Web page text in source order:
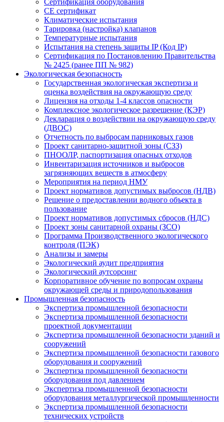
Сертификация оборудования
CE cертификат
Климатические испытания
Тарировка (настройка) клапанов
Температурные испытания
Испытания на степень защиты IP (Код IP)
Сертификация по Постановлению Правительства
№ 2425 (ранее ПП № 982)
Экологическая безопасность
Государственная экологическая экспертиза и
оценка воздействия на окружающую среду
Лицензия на отходы 1-4 классов опасности
Комплексное экологическое разрешение (КЭР)
Декларация о воздействии на окружающую среду
(ДВОС)
Отчетность по выбросам парниковых газов
Проект санитарно-защитной зоны (СЗЗ)
ПНООЛР, паспортизация опасных отходов
Инвентаризация источников и выбросов
загрязняющих веществ в атмосферу
Мероприятия на период НМУ
Проект нормативов допустимых выбросов (НДВ)
Решение о предоставлении водного объекта в
пользование
Проект нормативов допустимых сбросов (НДС)
Проект зоны санитарной охраны (ЗСО)
Программа Производственного экологического
контроля (ПЭК)
Анализы и замеры
Экологический аудит предприятия
Экологический аутсорсинг
Корпоративное обучение по вопросам охраны
окружающей среды и природопользования
Промышленная безопасность
Экспертиза промышленной безопасности
Экспертиза промышленной безопасности
проектной документации
Экспертиза промышленной безопасности зданий и
сооружений
Экспертиза промышленной безопасности газового
оборудования и сооружений
Экспертиза промышленной безопасности
оборудования под давлением
Экспертиза промышленной безопасности
оборудования металлургической промышленности
Экспертиза промышленной безопасности
технических устройств